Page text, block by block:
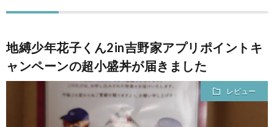
地縛少年花子くん2in吉野家アプリポイントキ
ャンペーンの超小盛丼が届きました
レビュー